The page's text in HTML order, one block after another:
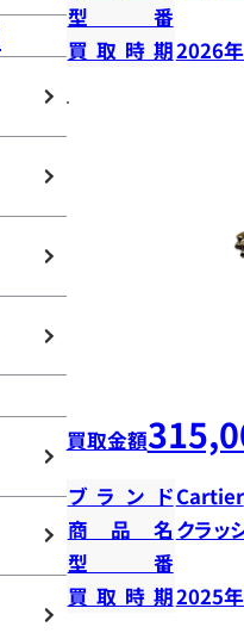
型番
買取時期2026
買取金額
ブランドCartier
商品名 クラッ
型番
買取時期2025